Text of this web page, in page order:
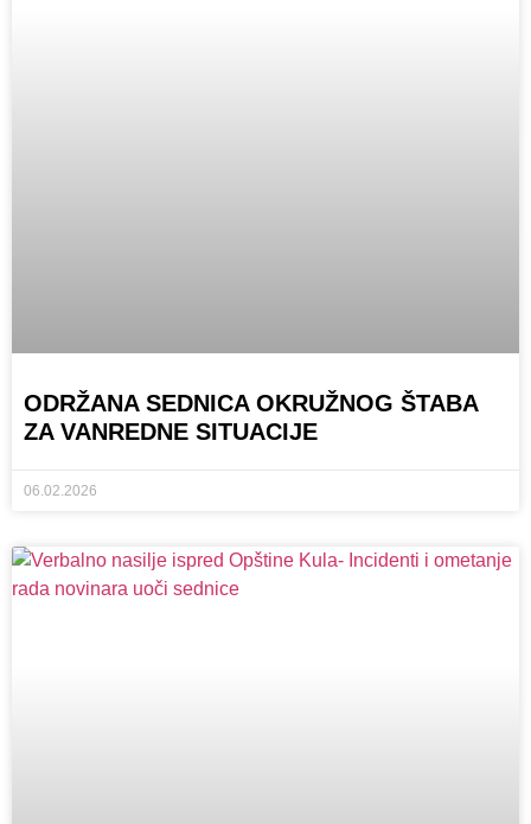
ODRŽANA SEDNICA OKRUŽNOG ŠTABA
ZA VANREDNE SITUACIJE
06.02.2026